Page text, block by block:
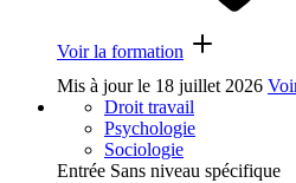
Voir la formation
Mis à jour le 18 juillet 2026
Droit travail
Psychologie
Sociologie
Entrée Sans niveau spécifique